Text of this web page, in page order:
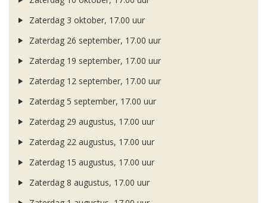
Zaterdag 3 oktober, 17.00 uur
Zaterdag 26 september, 17.00 uur
Zaterdag 19 september, 17.00 uur
Zaterdag 12 september, 17.00 uur
Zaterdag 5 september, 17.00 uur
Zaterdag 29 augustus, 17.00 uur
Zaterdag 22 augustus, 17.00 uur
Zaterdag 15 augustus, 17.00 uur
Zaterdag 8 augustus, 17.00 uur